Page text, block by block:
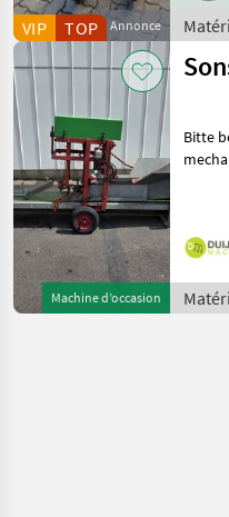
Annonce
VIP TOP
Machine d’occasion
Bitte
für 6-